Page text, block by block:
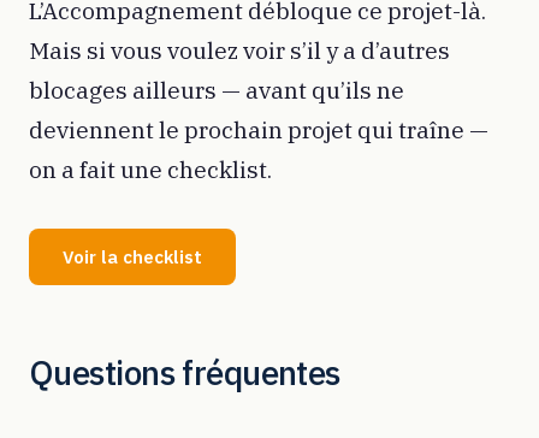
L’Accompagnement débloque ce projet-là.
Mais si vous voulez voir s’il y a d’autres
blocages ailleurs — avant qu’ils ne
deviennent le prochain projet qui traîne —
on a fait une checklist.
Voir la checklist
Questions fréquentes